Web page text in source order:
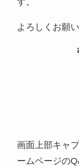
よろしくお願
画面上部キャ
ームページの